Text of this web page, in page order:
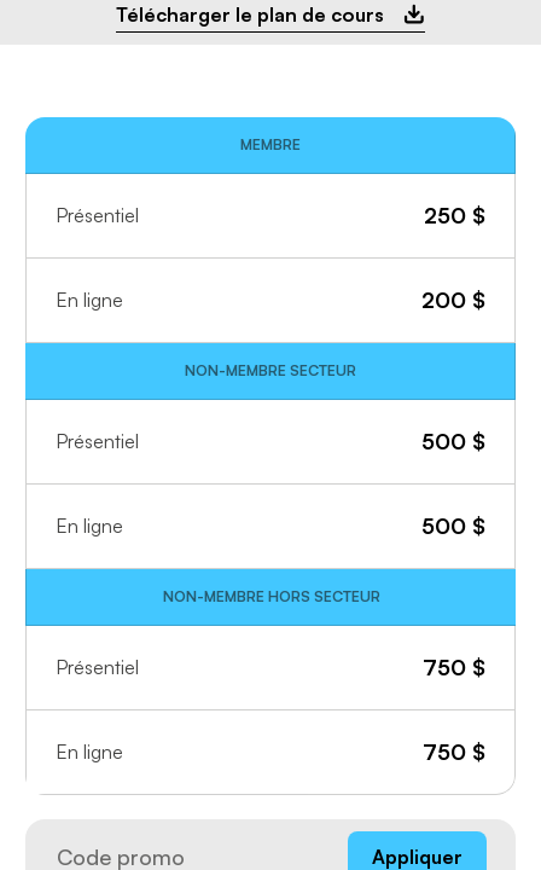
MEMBRE
Présentiel 250$
En ligne 200$
NON-MEMBRE SECTEUR
Présentiel 500$
En ligne 500$
NON-MEMBRE HORS SECTEUR
Présentiel 750$
En ligne 750$
Appliquer
Télécharger le plan de cours